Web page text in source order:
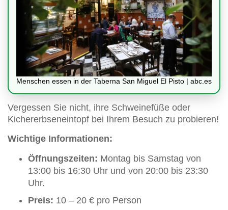
Menschen essen in der Taberna San Miguel El Pisto | abc.es
Vergessen Sie nicht, ihre Schweinefüße oder
Kichererbseneintopf bei Ihrem Besuch zu probieren!
Wichtige Informationen:
Öffnungszeiten: Montag bis Samstag von
13:00 bis 16:30 Uhr und von 20:00 bis 23:30
Uhr.
Preis: 10 – 20 € pro Person